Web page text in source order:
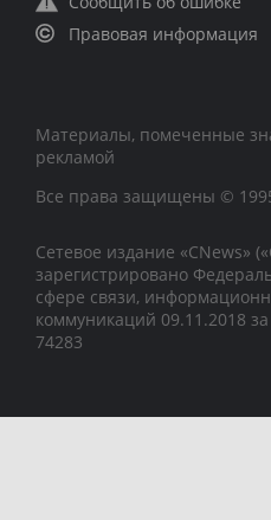
Правовая информация
Материалы, помеченные
рекламой
Все права защищены ©
Сетевое издание «CNews»
зарегистрировано
сфере связи,
коммуникаций 09.11.2018
74283